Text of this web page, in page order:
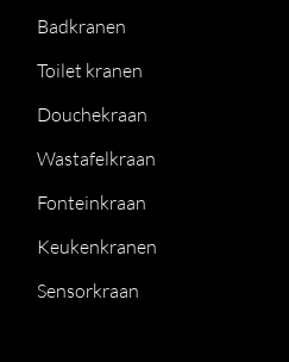
Badkranen
Toilet kranen
Douchekraan
Wastafelkraan
Fonteinkraan
Keukenkranen
Sensorkraan